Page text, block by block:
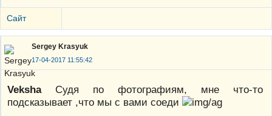
Сайт
Sergey Krasyuk
17-04-2017 11:55:42
VekshaСудя по фотографиям, мне что-то
подсказывает ,что мы с вами соеди